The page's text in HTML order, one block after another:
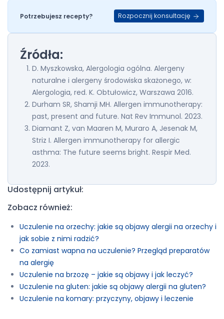
Potrzebujesz recepty? Rozpocznij konsultację
Źródła:
D. Myszkowska, Alergologia ogólna. Alergeny
naturalne i alergeny środowiska skażonego, w:
Alergologia, red. K. Obtułowicz, Warszawa 2016.
Durham SR, Shamji MH. Allergen immunotherapy:
past, present and future. Nat Rev Immunol. 2023.
Diamant Z, van Maaren M, Muraro A, Jesenak M,
Striz I. Allergen immunotherapy for allergic
asthma: The future seems bright. Respir Med.
2023.
Udostępnij artykuł:
Zobacz również:
Uczulenie na orzechy: jakie są objawy alergii na orzechy i
jak sobie z nimi radzić?
Co zamiast wapna na uczulenie? Przegląd preparatów
na alergię
Uczulenie na brzozę – jakie są objawy i jak leczyć?
Uczulenie na gluten: jakie są objawy alergii na gluten?
Uczulenie na komary: przyczyny, objawy i leczenie